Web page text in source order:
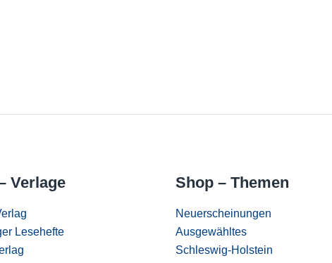
Verlage
Lesehefte
Shop – Themen
Neuerscheinungen
Ausgewähltes
Schleswig-Holstein